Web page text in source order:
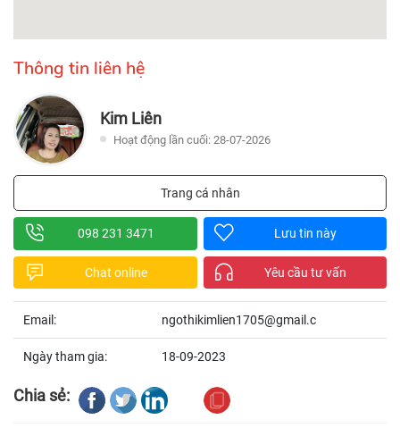
Thông tin liên hệ
Kim Liên
Hoạt động lần cuối: 28-07-2026
Trang cá nhân
098 231 3471 Lưu tin này
Chat online Yêu cầu tư vấn
Email: ngothikimlien1705@gmail.c
Ngày tham gia: 18-09-2023
Chia sẻ: